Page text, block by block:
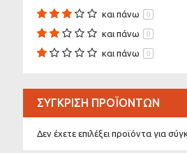
και πάνω 0
και πάνω 0
και πάνω 0
ΣΎΓΚΡΙΣΗ ΠΡΟΪΌΝΤΩΝ
Δεν έχετε επιλέξει προϊόντα για